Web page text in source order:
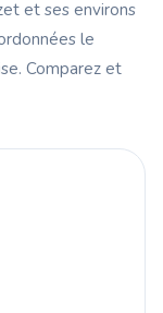
et ses environs
le
Comparez et